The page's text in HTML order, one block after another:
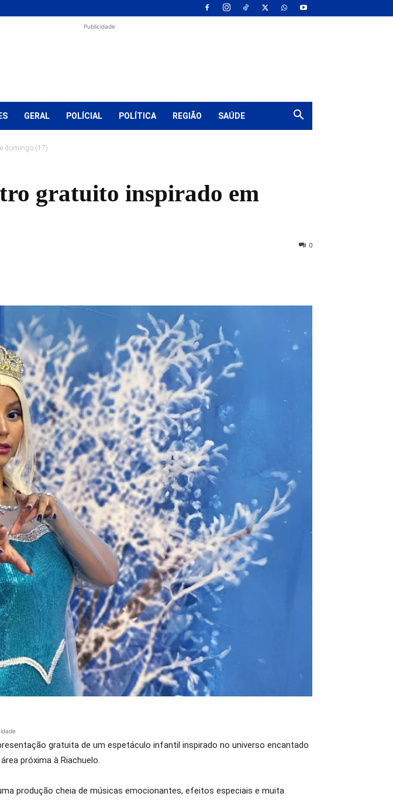
Publicidade
GERAL POLÍCIAL POLÍTICA REGIÃO SAÚDE
domingo (17)
gratuito inspirado em
0
gratuita de um espetáculo infantil inspirado no universo encantado
próxima à Riachuelo.
produção cheia de músicas emocionantes, efeitos especiais e muita